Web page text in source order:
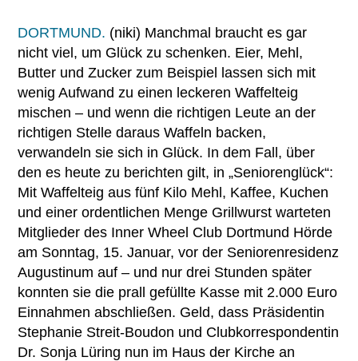
DORTMUND. (niki) Manchmal braucht es gar
nicht viel, um Glück zu schenken. Eier, Mehl,
Butter und Zucker zum Beispiel lassen sich mit
wenig Aufwand zu einen leckeren Waffelteig
mischen – und wenn die richtigen Leute an der
richtigen Stelle daraus Waffeln backen,
verwandeln sie sich in Glück. In dem Fall, über
den es heute zu berichten gilt, in „Seniorenglück“:
Mit Waffelteig aus fünf Kilo Mehl, Kaffee, Kuchen
und einer ordentlichen Menge Grillwurst warteten
Mitglieder des Inner Wheel Club Dortmund Hörde
am Sonntag, 15. Januar, vor der Seniorenresidenz
Augustinum auf – und nur drei Stunden später
konnten sie die prall gefüllte Kasse mit 2.000 Euro
Einnahmen abschließen. Geld, dass Präsidentin
Stephanie Streit-Boudon und Clubkorrespondentin
Dr. Sonja Lüring nun im Haus der Kirche an